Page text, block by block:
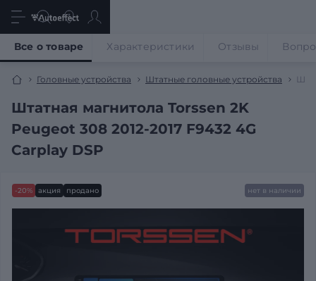
Головные устройства Штатные головные устройства
Штатная магнитола Torssen 2K
Peugeot 308 2012-2017 F9432 4G
Carplay DSP
Все о товаре Характеристики Отзывы
-20% акция продано нет в наличии